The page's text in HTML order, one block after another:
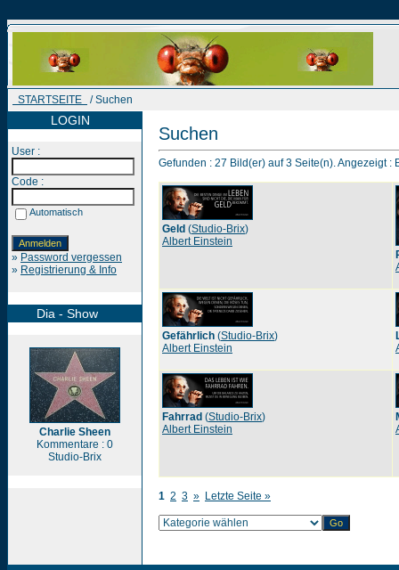
STARTSEITE / Suchen
LOGIN
User :
Code :
Automatisch
» Password vergessen
» Registrierung & Info
Dia - Show
Charlie Sheen
Kommentare : 0
Studio-Brix
Suchen
Gefunden : 27 Bild(er) auf 3 Seite(n). Angezeigt :
Geld (Studio-Brix)
Albert Einstein
Gefährlich (Studio-Brix)
Albert Einstein
Fahrrad (Studio-Brix)
Albert Einstein
1 2 3 » Letzte Seite »